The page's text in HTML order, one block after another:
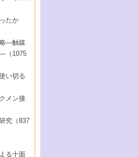
学の進
未来展望
媒研究
セスの新
与する
表面現象
触媒討論
開
状と未
：コン
ークスル
みません
に伝える
た金属
の利用-
望
記念・触
/創立40周
の特徴と
調製
を中心と
銅はどん
索から工
―探索か
たか
―触媒
（1075
い切る
メン接
究（837
る十面